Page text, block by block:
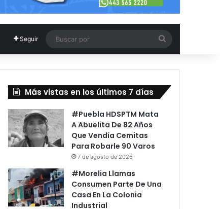
Seguir
por
Más vistas en los últimos 7 días
#Puebla HDSPTM Mata
A Abuelita De 82 Años
Que Vendía Cemitas
Para Robarle 90 Varos
7 de agosto de 2026
#Morelia Llamas
Consumen Parte De Una
Casa En La Colonia
Industrial